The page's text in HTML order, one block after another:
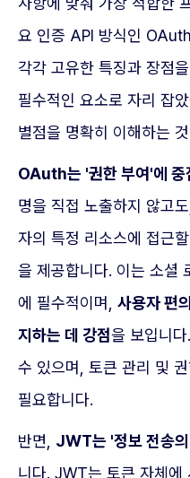
요 인증 API 방식인
각각 고유한 특징과 장점
필수적인 요소로 자리 잡
별점을 명확히 이해하는
OAuth는 '권한 부여'에 중
명을 직접 노출하지 않고
자의 특정 리소스에 접근
을 제공합니다. 이는 소셜
에 필수적이며, 사용자 편
지하는 데 강점을 보입니
수 있으며, 토큰 관리 및
필요합니다.
반면, JWT는 '정보 전송
니다. JWT는 토큰 자체에